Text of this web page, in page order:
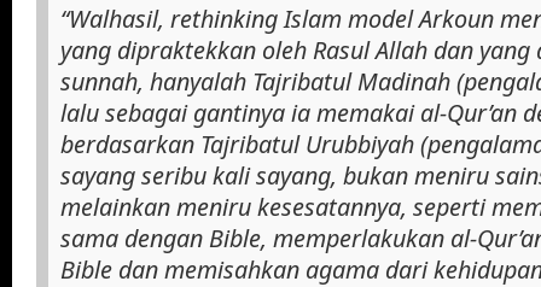
“Walhasil, rethinking Islam model Arkoun
yang dipraktekkan oleh Rasul Allah dan
sunnah, hanyalah Tajribatul Madinah
lalu sebagai gantinya ia memakai al-Qur’an
berdasarkan Tajribatul Urubbiyah
sayang seribu kali sayang, bukan meniru
melainkan meniru kesesatannya, seperti
sama dengan Bible, memperlakukan al-
Bible dan memisahkan agama dari